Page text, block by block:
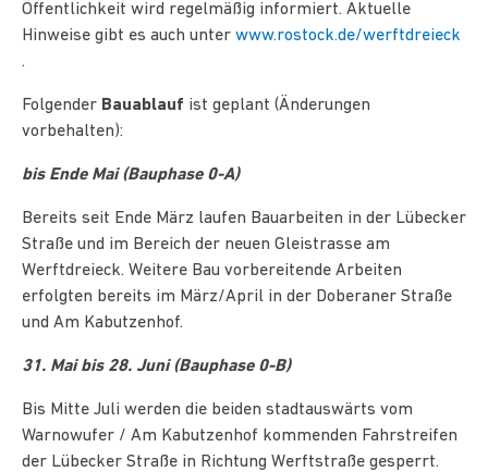
Öffentlichkeit wird regelmäßig informiert. Aktuelle
Hinweise gibt es auch unter www.rostock.de/werftdreieck
.
Folgender Bauablauf ist geplant (Änderungen
vorbehalten):
bis Ende Mai (Bauphase 0-A)
Bereits seit Ende März laufen Bauarbeiten in der Lübecker
Straße und im Bereich der neuen Gleistrasse am
Werftdreieck. Weitere Bau vorbereitende Arbeiten
erfolgten bereits im März/April in der Doberaner Straße
und Am Kabutzenhof.
31. Mai bis 28. Juni (Bauphase 0-B)
Bis Mitte Juli werden die beiden stadtauswärts vom
Warnowufer / Am Kabutzenhof kommenden Fahrstreifen
der Lübecker Straße in Richtung Werftstraße gesperrt.